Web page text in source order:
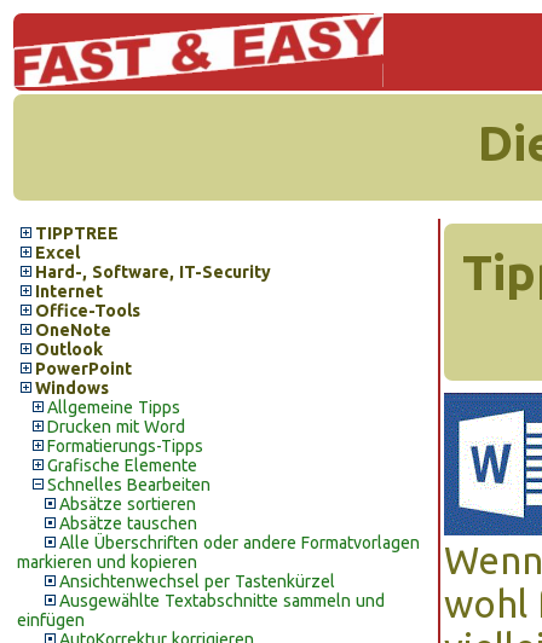
TIPPTREE
Excel
Hard-, Software, IT-Security
Internet
Office-Tools
OneNote
Outlook
PowerPoint
Windows
Allgemeine Tipps
Drucken mit Word
Formatierungs-Tipps
Grafische Elemente
Schnelles Bearbeiten
Absätze sortieren
Absätze tauschen
Alle Überschriften oder andere Formatvorlagen
markieren und kopieren
Ansichtenwechsel per Tastenkürzel
Ausgewählte Textabschnitte sammeln und
einfügen
wohl